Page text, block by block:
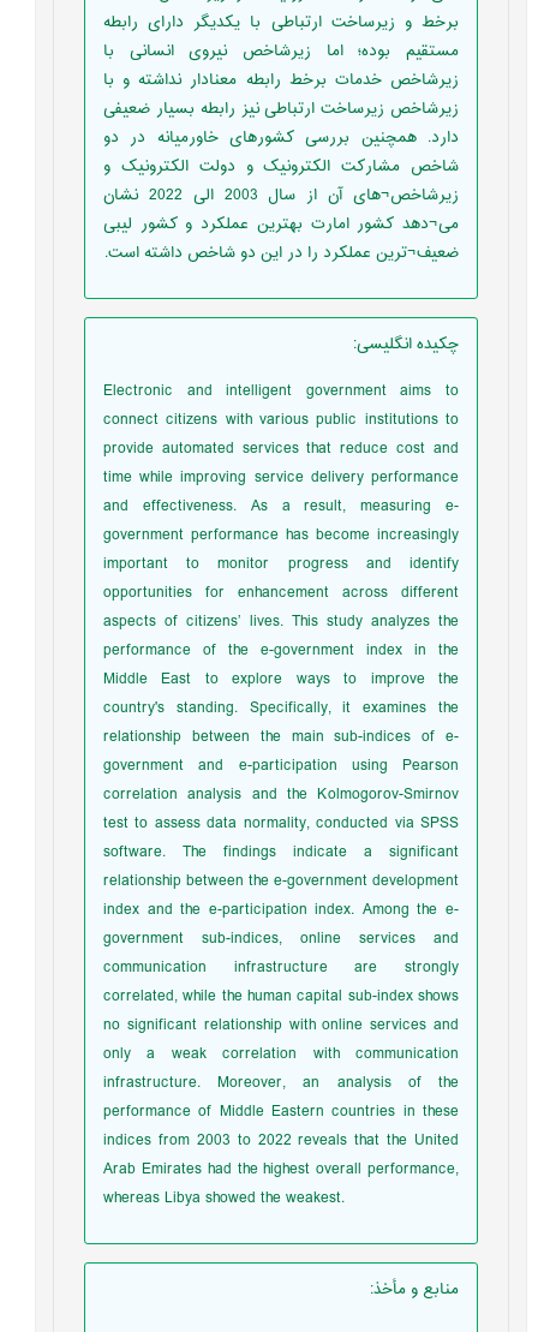
برخط و زیرساخت ارتباطی با یکدیگر دارای رابطه
مستقیم بوده؛ اما زیرشاخص نیروی انسانی با
زیرشاخص خدمات برخط رابطه معنادار نداشته و با
زیرشاخص زیرساخت ارتباطی نیز رابطه بسیار ضعیفی
دارد. همچنین بررسی کشورهای خاورمیانه در دو
شاخص مشارکت الکترونیک و دولت الکترونیک و
زیرشاخص¬های آن از سال 2003 الی 2022 نشان
می¬دهد کشور امارت بهترین عملکرد و کشور لیبی
ضعیف¬ترین عملکرد را در این دو شاخص داشته است.
چکیده انگلیسی:
Electronic and intelligent government aims to
connect citizens with various public institutions to
provide automated services that reduce cost and
time while improving service delivery performance
and effectiveness. As a result, measuring e-
government performance has become increasingly
important to monitor progress and identify
opportunities for enhancement across different
aspects of citizens’ lives. This study analyzes the
performance of the e-government index in the
Middle East to explore ways to improve the
country's standing. Specifically, it examines the
relationship between the main sub-indices of e-
government and e-participation using Pearson
correlation analysis and the Kolmogorov-Smirnov
test to assess data normality, conducted via SPSS
software. The findings indicate a significant
relationship between the e-government development
index and the e-participation index. Among the e-
government sub-indices, online services and
communication infrastructure are strongly
correlated, while the human capital sub-index shows
no significant relationship with online services and
only a weak correlation with communication
infrastructure. Moreover, an analysis of the
performance of Middle Eastern countries in these
indices from 2003 to 2022 reveals that the United
Arab Emirates had the highest overall performance,
whereas Libya showed the weakest.
منابع و مأخذ: